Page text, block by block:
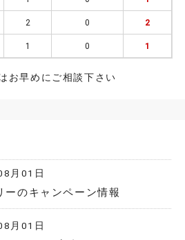
2 0 2
1 0 1
お早めにご相談下さい
月01日
ーのキャンペーン情報
月01日